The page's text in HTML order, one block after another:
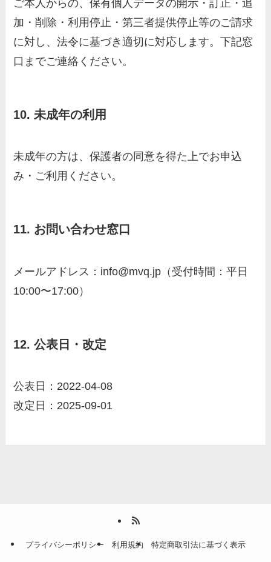
ご本人からの、保有個人データの開示・訂正・追
加・削除・利用停止・第三者提供停止等のご請求
に対し、法令に基づき適切に対応します。下記窓
口までご連絡ください。
10. 未成年の利用
未成年の方は、保護者の同意を得た上でお申込
み・ご利用ください。
11. お問い合わせ窓口
メールアドレス：info@mvq.jp（受付時間：平日
10:00〜17:00）
12. 公表日・改定
公表日：2022-04-08
改定日：2025-09-01
プライバシーポリシー 利用規約 特定商取引法に基づく表示